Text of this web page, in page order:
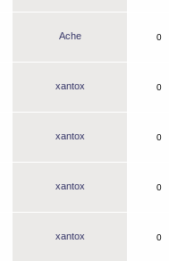
Ache 0
xantox 0
xantox 0
xantox 0
xantox 0